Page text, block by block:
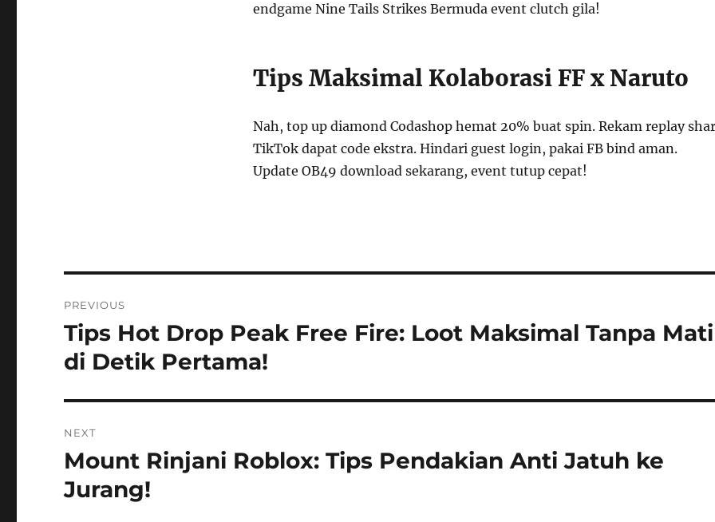
endgame Nine Tails Strikes Bermuda event clutch gila!
Tips Maksimal Kolaborasi FF x Naruto
Nah, top up diamond Codashop hemat 20% buat spin. Rekam replay
TikTok dapat code ekstra. Hindari guest login, pakai FB bind aman.
Update OB49 download sekarang, event tutup cepat!
navigation
PREVIOUS
Previous
post:
Tips Hot Drop Peak Free Fire: Loot Maksimal Tanpa Mati
di Detik Pertama!
NEXT
Next
post:
Mount Rinjani Roblox: Tips Pendakian Anti Jatuh ke
Jurang!